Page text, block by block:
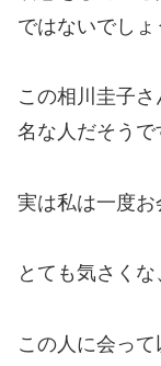
ではないでしょ
この相川圭子
名な人だそうで
実は私は一度お
とても気さくな
この人に会っ